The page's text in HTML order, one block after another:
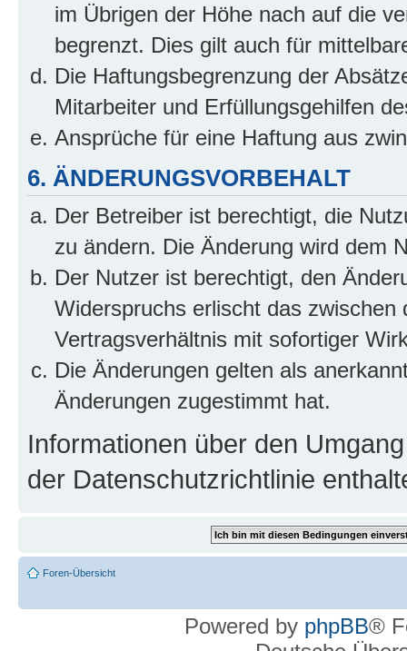
im Übrigen der Höhe nach auf die
begrenzt. Dies gilt auch für
Die Haftungsbegrenzung der
Mitarbeiter und Erfüllungsgehilfen
Ansprüche für eine Haftung aus
6. ÄNDERUNGSVORBEHALT
Der Betreiber ist berechtigt, die
zu ändern. Die Änderung wird dem
Der Nutzer ist berechtigt, den
Widerspruchs erlischt das
Vertragsverhältnis mit sofortiger
Die Änderungen gelten als
Änderungen zugestimmt hat.
Informationen über den
der Datenschutzrichtlinie
Foren-Übersicht
Powered by phpBB®